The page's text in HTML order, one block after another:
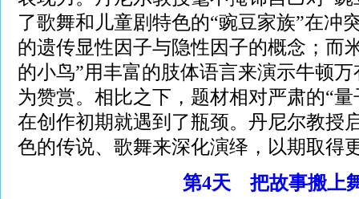
了歌舞和儿童剧特色的“豌豆家族”在冲
的遗传显性因子与隐性因子的概念；而
的小鸟”用丰富的肢体语言来演示牛顿
为赞赏。相比之下，题材相对严肃的“
在创作初期就遇到了瓶颈。丹尼尔教授
色的传说、歌舞来深化演绎，以期取得
第4天 把故事搬上